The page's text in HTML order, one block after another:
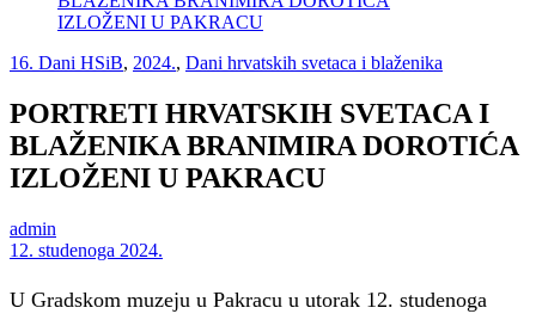
16. Dani HSiB, 2024., Dani hrvatskih svetaca i blaženika
PORTRETI HRVATSKIH SVETACA I
BLAŽENIKA BRANIMIRA DOROTIĆA
IZLOŽENI U PAKRACU
admin
12. studenoga 2024.
U Gradskom muzeju u Pakracu u utorak 12. studenoga